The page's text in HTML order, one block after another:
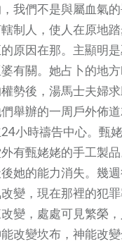
我們不是與屬血氣
制人，使人在原地
原因在那。主顯明
有關。她占卜的地
勢後，湯馬士夫婦
舉辦的一周戶外佈道
小時禱告中心。甄
有甄姥姥的手工製
她的能力消失。幾週
變，現在那裡的犯
變，處處可見繁榮
改變坎布，神能改